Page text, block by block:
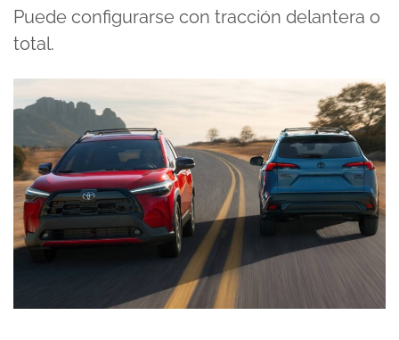
Puede configurarse con tracción delantera o
total.